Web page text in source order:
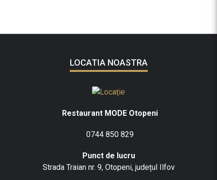
LOCATIA NOASTRA
Restaurant MODE Otopeni
0744 850 829
Punct de lucru
Strada Traian nr. 9, Otopeni, județul Ilfov